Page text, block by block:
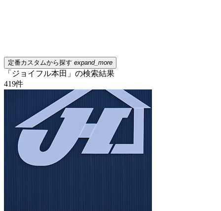
定番カスタムから探す expand_more
「ジョイフル本田」の検索結果
419件